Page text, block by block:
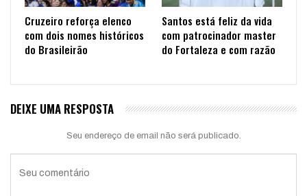
Cruzeiro reforça elenco
com dois nomes históricos
do Brasileirão
Santos está feliz da vida
com patrocinador master
do Fortaleza e com razão
DEIXE UMA RESPOSTA
Seu endereço de email não será publicado.